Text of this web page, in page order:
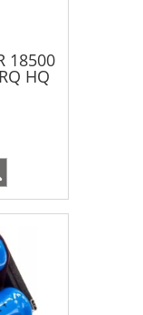
18500
HQ